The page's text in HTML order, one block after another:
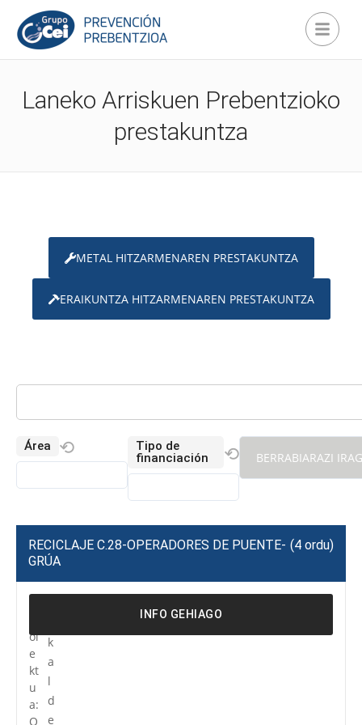
Laneko Arriskuen Prebentzioko
prestakuntza
METAL HITZARMENAREN PRESTAKUNTZA
ERAIKUNTZA HITZARMENAREN PRESTAKUNTZA
Área ⟲
Tipo de
financiación
⟲ BERRABIARAZI
RECICLAJE C.28-OPERADORES DE PUENTE-
GRÚA
(4 ordu)
oi
e
kt
u
a:
O
k
a
l
d
e
INFO GEHIAGO